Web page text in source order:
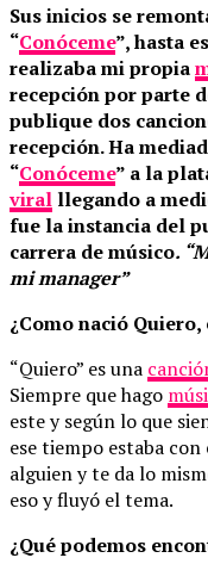
Sus inicios se
“Conóceme”, hasta
realizaba mi propia
recepción por parte
publique dos
recepción. Ha
“Conóceme” a la
viral llegando a
fue la instancia del
carrera de músico.
mi manager”
¿Como nació
“Quiero” es una
Siempre que hago
este y según lo que
ese tiempo estaba
alguien y te da lo
eso y fluyó el tema.
¿Qué podemos